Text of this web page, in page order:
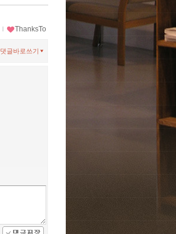
ｌ ThanksTo
글바로쓰기